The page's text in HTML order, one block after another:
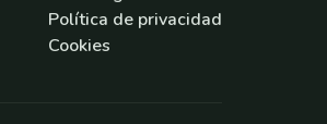
Política de privacidad
Cookies